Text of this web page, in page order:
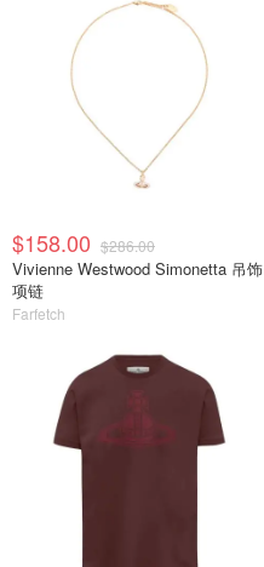
$158.00 $286.00
Vivienne Westwood Simonetta 吊饰
项链
Farfetch